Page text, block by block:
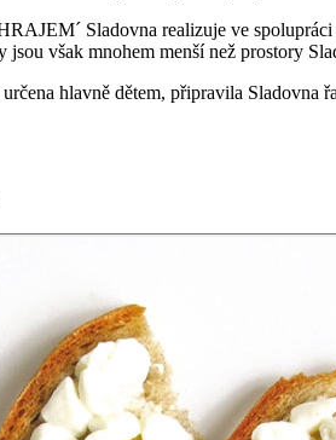
Sladovna realizuje ve
jsou však mnohem menší než prostory
hlavně dětem, připravila